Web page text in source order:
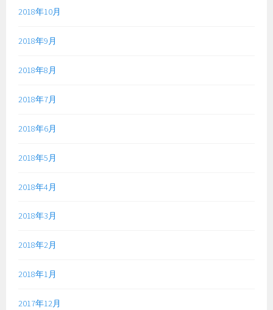
2018年10月
2018年9月
2018年8月
2018年7月
2018年6月
2018年5月
2018年4月
2018年3月
2018年2月
2018年1月
2017年12月